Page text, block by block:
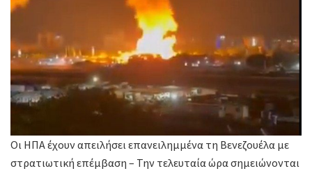
Οι ΗΠΑ έχουν απειλήσει επανειλημμένα τη Βενεζουέλα με
στρατιωτική επέμβαση – Την τελευταία ώρα σημειώνονται